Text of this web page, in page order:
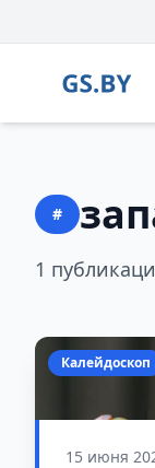
#
1
Калейдоскоп
15 июня